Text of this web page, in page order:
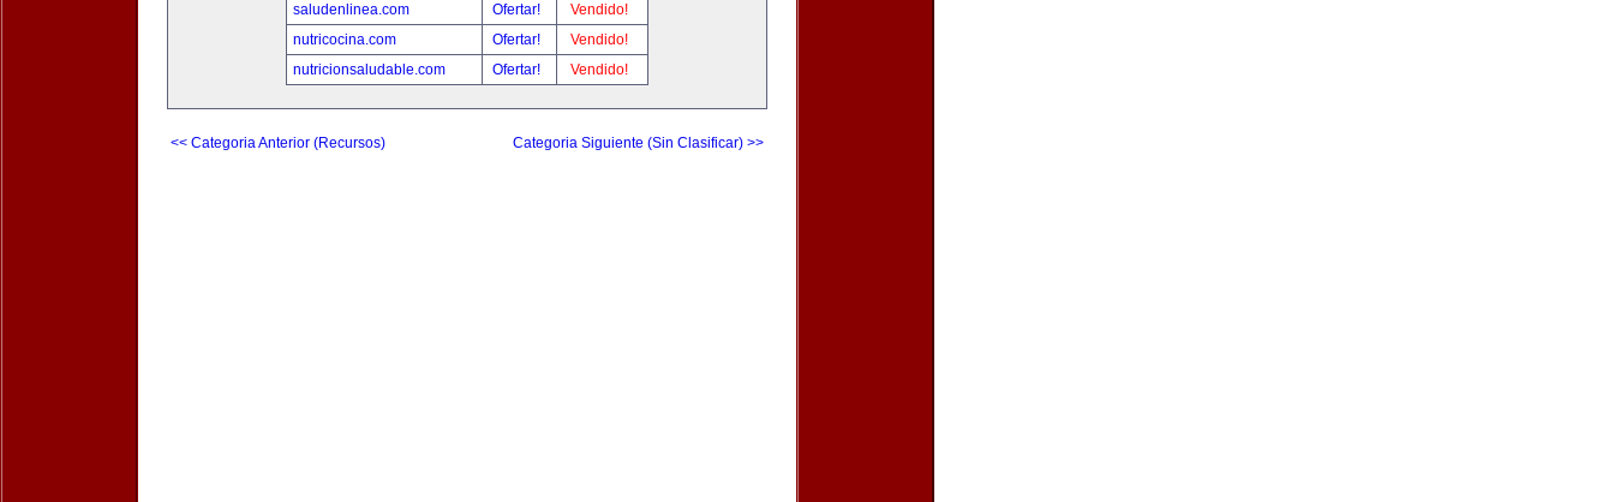
saludenlinea.com
Ofertar!
Vendido!
nutricocina.com
Ofertar!
Vendido!
nutricionsaludable.com
Ofertar! Vendido!
<< Categoria Anterior (Recursos) Categoria Siguiente (Sin Clasificar) >>